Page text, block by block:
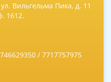
Вильгельма Пика, д. 11
1612.
/ 7717757975